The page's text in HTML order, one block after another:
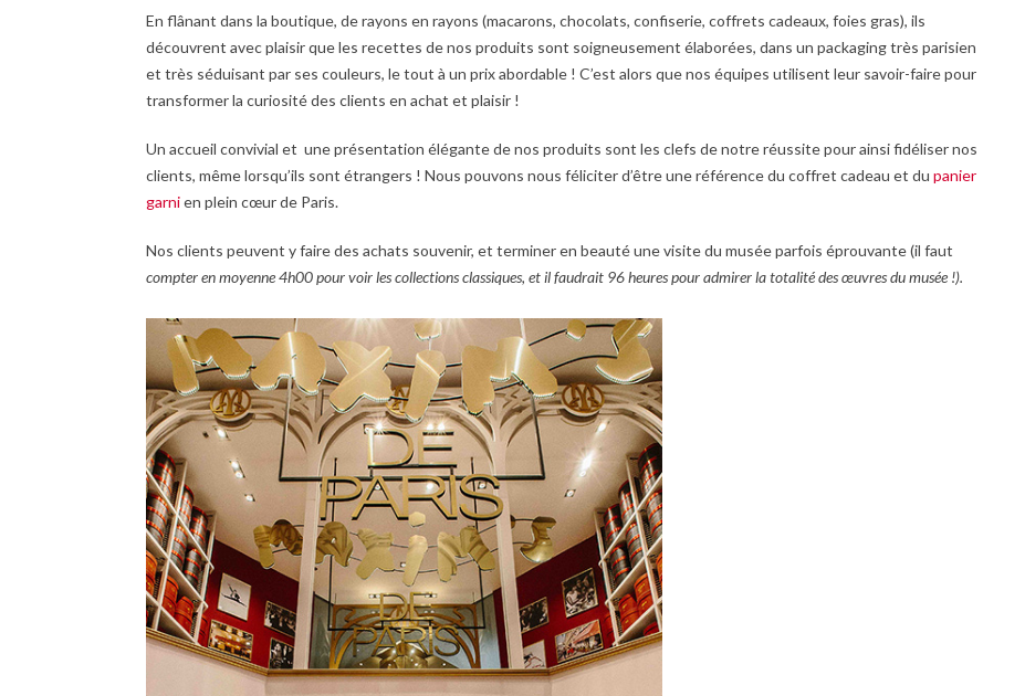
En flânant dans la boutique, de rayons en rayons (macarons, chocolats, confiserie, coffrets cadeaux, foies gras), ils
découvrent avec plaisir que les recettes de nos produits sont soigneusement élaborées, dans un packaging très parisien
et très séduisant par ses couleurs, le tout à un prix abordable ! C’est alors que nos équipes utilisent leur savoir-faire pour
transformer la curiosité des clients en achat et plaisir !
Un accueil convivial et une présentation élégante de nos produits sont les clefs de notre réussite pour ainsi fidéliser nos
clients, même lorsqu’ils sont étrangers ! Nous pouvons nous féliciter d’être une référence du coffret cadeau et du panier
garnien plein cœur de Paris.
Nos clients peuvent y faire des achats souvenir, et terminer en beauté une visite du musée parfois éprouvante (il faut
compter en moyenne 4h00 pour voir les collections classiques, et il faudrait 96 heures pour admirer la totalité des œuvres du musée !).